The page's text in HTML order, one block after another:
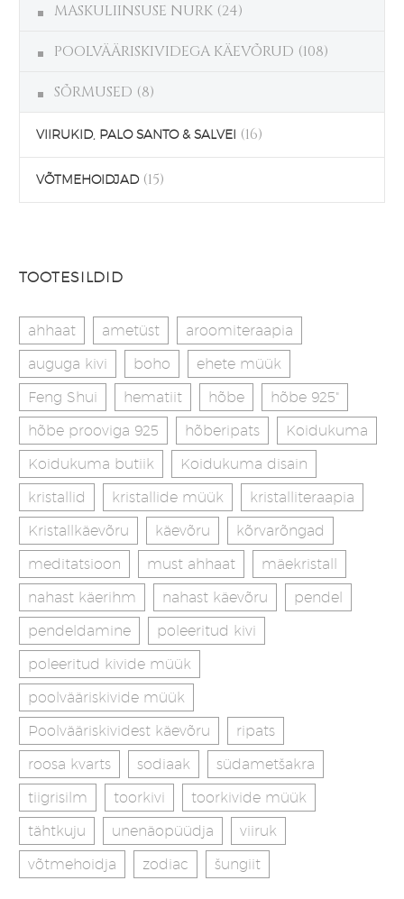
MASKULIINSUSE NURK (24)
POOLVÄÄRISKIVIDEGA KÄEVÕRUD (108)
SÕRMUSED (8)
VIIRUKID, PALO SANTO & SALVEI (16)
VÕTMEHOIDJAD (15)
TOOTESILDID
ahhaat ametüst
aroomiteraapia
auguga kivi
boho
ehete müük
Feng Shui
hematiit hõbe
hõbe 925"
hõbe prooviga 925
hõberipats
Koidukuma
Koidukuma butiik
Koidukuma disain
kristallid
kristallide müük
kristalliteraapia
Kristallkäevõru
käevõru
kõrvarõngad
meditatsioon
must ahhaat
mäekristall
nahast käerihm
nahast käevõru
pendel
pendeldamine
poleeritud kivi
poleeritud kivide müük
poolvääriskivide müük
Poolvääriskividest käevõru
ripats
roosa kvarts
sodiaak
südametšakra
tiigrisilm
toorkivi
toorkivide müük
tähtkuju
unenäopüüdja
viiruk
võtmehoidja
zodiac šungiit